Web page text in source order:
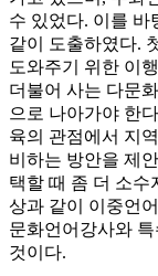
수 있었다. 이를 바
같이 도출하였다.
도와주기 위한 이
더불어 사는 다문
으로 나아가야 한
육의 관점에서 지
비하는 방안을 제
택할 때 좀 더 소수
상과 같이 이중언
문화언어강사와
것이다.